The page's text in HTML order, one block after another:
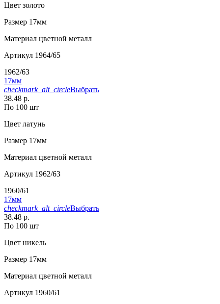
Цвет золото
Размер 17мм
Материал цветной металл
Артикул 1964/65
1962/63
17мм
checkmark_alt_circleВыбрать
38.48 р.
По 100 шт
Цвет латунь
Размер 17мм
Материал цветной металл
Артикул 1962/63
1960/61
17мм
checkmark_alt_circleВыбрать
38.48 р.
По 100 шт
Цвет никель
Размер 17мм
Материал цветной металл
Артикул 1960/61